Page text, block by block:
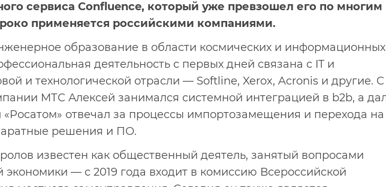
сервиса Confluence, который уже превзошел его по многим
применяется российскими компаниями.
образование в области космических и информационных
деятельность с первых дней связана с IT и
и технологической отрасли — Softline, Xerox, Acronis и другие. С
МТС Алексей занимался системной интеграцией в b2b, а
отвечал за процессы импортозамещения и перехода на
решения и ПО.
известен как общественный деятель, занятый вопросами
экономики — с 2019 года входит в комиссию Всероссийской